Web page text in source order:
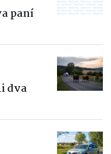
paní
dva